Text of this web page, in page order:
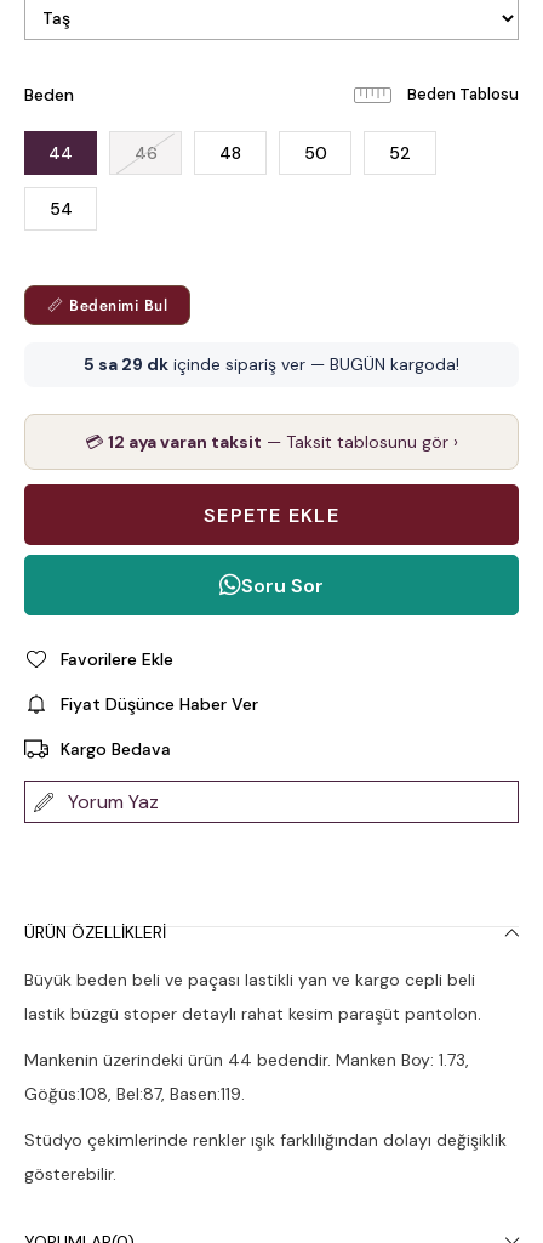
Beden Beden Tablosu
44 46 48 50 52
54
📏 Bedenimi Bul
5 sa 29 dk içinde sipariş ver — BUGÜN kargoda!
💳 12 aya varan taksit — Taksit tablosunu gör ›
Soru Sor
Favorilere Ekle
Fiyat Düşünce Haber Ver
Kargo Bedava
Yorum Yaz
ÜRÜN ÖZELLIKLERI
Büyük beden beli ve paçası lastikli yan ve kargo cepli beli
lastik büzgü stoper detaylı rahat kesim paraşüt pantolon.
Mankenin üzerindeki ürün 44 bedendir. Manken Boy: 1.73,
Göğüs:108, Bel:87, Basen:119.
Stüdyo çekimlerinde renkler ışık farklılığından dolayı değişiklik
gösterebilir.